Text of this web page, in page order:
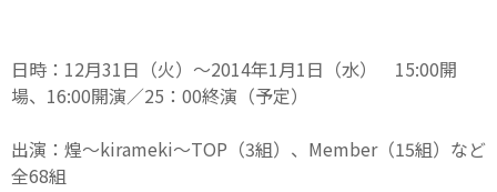
日時：12月31日（火）～2014年1月1日（水） 15:00開
場、16:00開演／25：00終演（予定）
出演：煌～kirameki～TOP（3組）、Member（15組）など
全68組